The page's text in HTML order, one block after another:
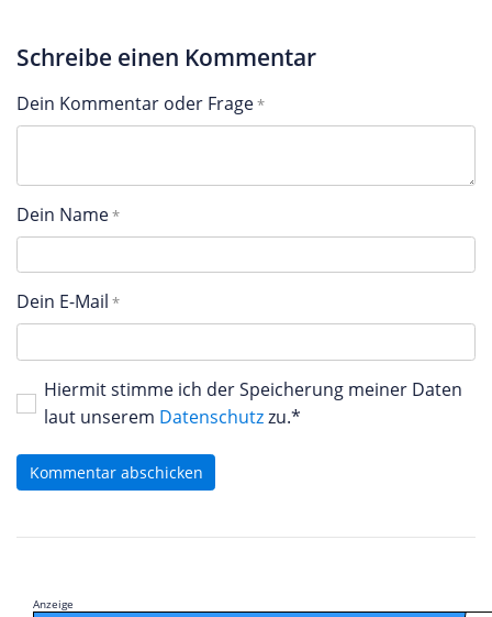
Schreibe einen Kommentar
Dein Kommentar oder Frage
Dein Name
Dein E-Mail
Hiermit stimme ich der Speicherung meiner Daten
laut unserem Datenschutzzu.*
Kommentar abschicken
Anzeige